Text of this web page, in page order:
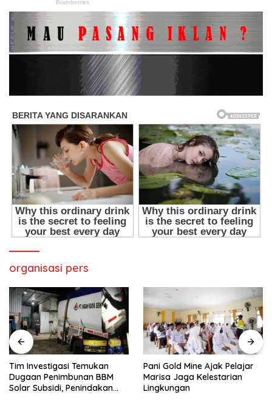
organisasi pers
Tim Investigasi Temukan
Dugaan Penimbunan BBM
Solar Subsidi, Penindakan
Pani Gold Mine Ajak Pelajar
Marisa Jaga Kelestarian
Lingkungan